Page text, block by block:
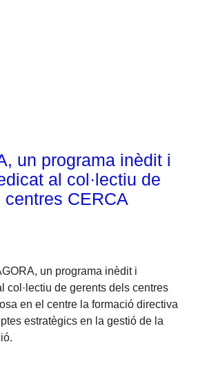
un programa inèdit i
al col·lectiu de
CERCA
un programa inèdit i
col·lectiu de gerents dels centres
en el centre la formació directiva
estratègics en la gestió de la